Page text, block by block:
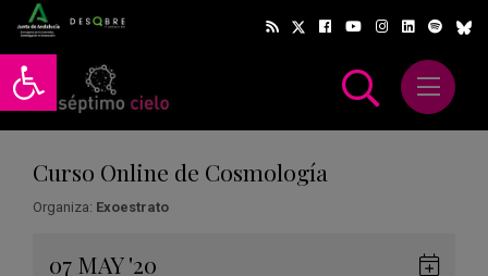
Abrir barra de herramientas
Abrir
Curso Online de Cosmología
Organiza: Exoestrato
07 MAY'20